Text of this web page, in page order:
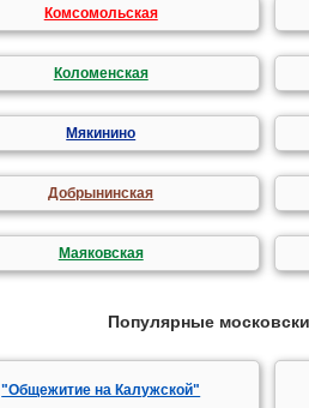
Комсомольская
Коломенская
Мякинино
Добрынинская
Маяковская
Популярные
"Общежитие на Калужской"